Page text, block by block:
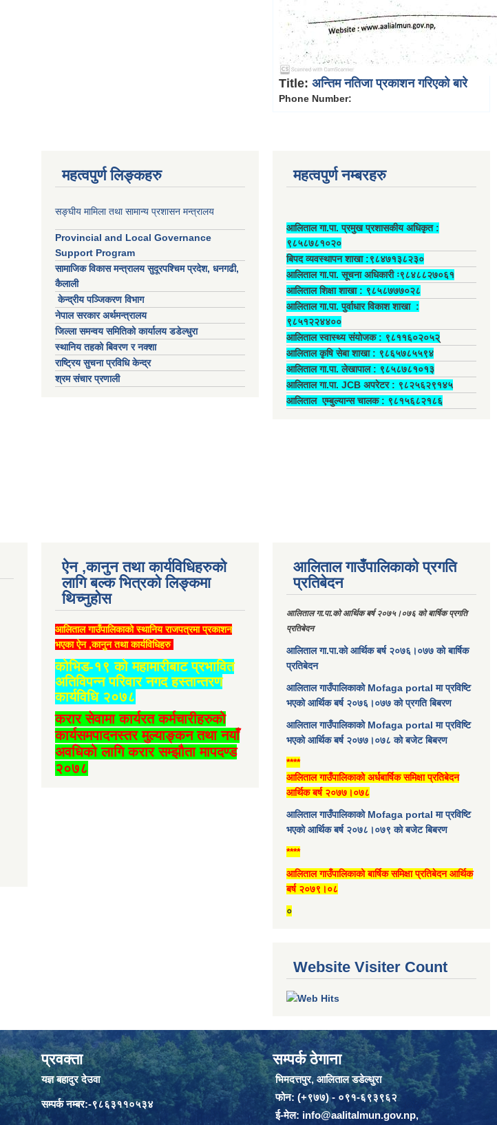
Title: अन्तिम नतिजा प्रकाशन गरिएको बारे
Phone Number:
महत्वपुर्ण लिङ्कहरु
सङ्घीय मामिला तथा सामान्य प्रशासन मन्त्रालय
Provincial and Local Governance
Support Program
सामाजिक विकास मन्त्रालय सुदूरपश्चिम प्रदेश, धनगढी,
कैलाली
केन्द्रीय पञ्जिकरण विभाग
नेपाल सरकार अर्थमन्त्रालय
जिल्ला समन्वय समितिको कार्यालय डडेल्धुरा
स्थानिय तहको बिवरण र नक्शा
राष्ट्रिय सुचना प्रविधि केन्द्र
श्रम संचार प्रणाली
महत्वपुर्ण नम्बरहरु
आलिताल गा.पा. प्रमुख प्रशासकीय अधिकृत ‍:
९८५८७८१०२०
बिपद व्यवस्थापन शाखा :९८४७१३८२३०
आलिताल गा.पा. सूचना अधिकारी ः९८४८८२७०६१
आलिताल शिक्षा शाखा : ९८५८७७७०२८
आलिताल गा.पा. पुर्वाधार विकाश शाखा ‍:
९८५१२२४४००
आलिताल स्वास्थ्य संयोजक ‍: ९८११६०२०५२्
आलिताल कृषि सेबा शाखा : ९८६५७८५५९४
आलिताल गा.पा. लेखापाल ‍: ९८५८७८१०१३
आलिताल गा.पा. JCB अपरेटर ‍: ९८२५६२९१४५
आलिताल एम्बुल्यान्स चालक ‍: ९८१५६८२१८६
ऐन ,कानुन तथा कार्यविधिहरुको
लागि बल्क भित्रको लिङ्कमा
थिच्‍नुहोस
आलिताल गाउँपालिकाको स्थानिय राजपत्रमा प्रकाशन
भएका ऐन ,कानुन तथा कार्यविधिहरु
कोभिड-१९ को महामारीबाट प्रभावित
अतिविपन्न परिवार नगद हस्तान्तरण
कार्यविधि २०७८
करार सेवामा कार्यरत कर्मचारीहरुको
कार्यसमपादनस्तर मुल्याङ्कन तथा नयाँ
अवधिको लागि करार सम्झौता मापदण्ड
२०७८
आलिताल गाउँपालिकाको प्रगति
प्रतिबेदन
आलिताल गा.पा.को आर्थिक बर्ष २०७५।०७६ को बार्षिक प्रगति
प्रतिबेदन
आलिताल गा.पा.को आर्थिक बर्ष २०७६।०७७ को बार्षिक
प्रतिबेदन
आलिताल गाउँपालिकाको Mofaga portal मा प्रविष्टि
भएको आर्थिक बर्ष २०७६।०७७ को प्रगति बिबरण
आलिताल गाउँपालिकाको Mofaga portal मा प्रविष्टि
भएको आर्थिक बर्ष २०७७।०७८ को बजेट बिबरण
****
आलिताल गाउँपालिकाको अर्धबार्षिक समिक्षा प्रतिबेदन
आर्थिक बर्ष २०७७।०७८
आलिताल गाउँपालिकाको Mofaga portal मा प्रविष्टि
भएको आर्थिक बर्ष २०७८।०७९ को बजेट बिबरण
****
आलिताल गाउँपालिकाको बार्षिक समिक्षा प्रतिबेदन आर्थिक
बर्ष २०७९।०८
०
Website Visiter Count
प्रवक्ता
यज्ञ बहादुर देउवा
सम्पर्क नम्बर:-९८६३११०५३४
सम्पर्क ठेगाना
भिमदत्तपुर, आलिताल डडेल्धुरा
फोन: (+९७७) - ०९१-६९३९६२
ई-मेल: info@aalitalmun.gov.np,